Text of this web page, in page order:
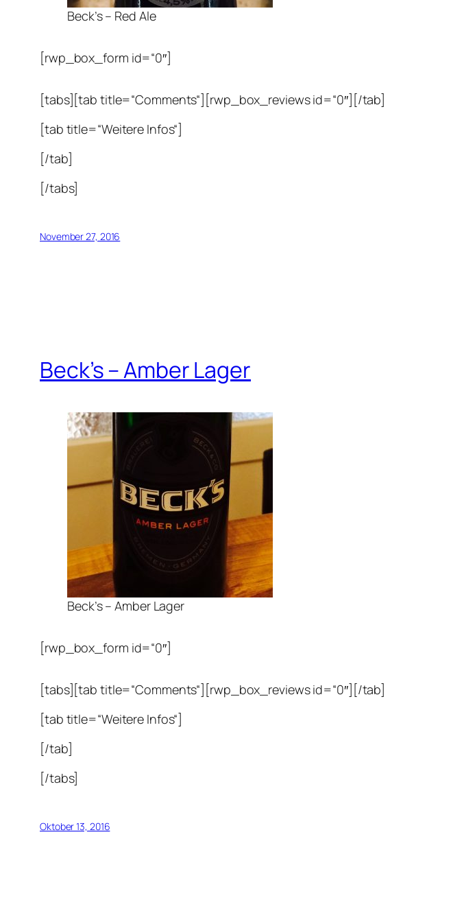
Beck’s – Red Ale
[rwp_box_form id=“0″]
[tabs][tab title=“Comments“][rwp_box_reviews id=“0″][/tab]
[tab title=“Weitere Infos“]
[/tab]
[/tabs]
November 27, 2016
Beck’s – Amber Lager
Beck’s – Amber Lager
[rwp_box_form id=“0″]
[tabs][tab title=“Comments“][rwp_box_reviews id=“0″][/tab]
[tab title=“Weitere Infos“]
[/tab]
[/tabs]
Oktober 13, 2016